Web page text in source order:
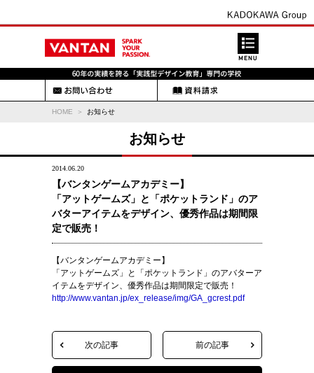
HOME お知らせ
お知らせ
2014.06.20
【バンタンゲームアカデミー】
「アットゲームズ」と「ポケットランド」のア
バターアイテムをデザイン、優秀作品は期間限
定で販売！
【バンタンゲームアカデミー】
「アットゲームズ」と「ポケットランド」のアバターア
イテムをデザイン、優秀作品は期間限定で販売！
http://www.vantan.jp/ex_release/img/GA_gcrest.pdf
次の記事 前の記事